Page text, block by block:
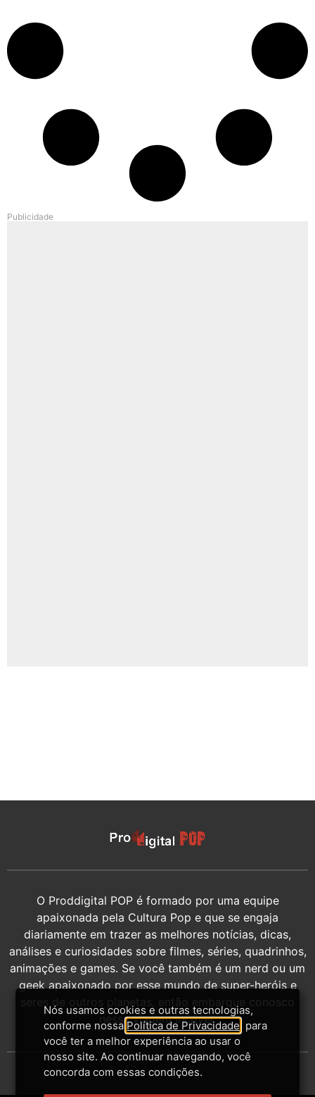
Publicidade
O Proddigital POP é formado por uma equipe
apaixonada pela Cultura Pop e que se engaja
diariamente em trazer as melhores notícias, dicas,
análises e curiosidades sobre filmes, séries, quadrinhos,
animações e games. Se você também é um nerd ou um
geek apaixonado por esse mundo de super-heróis e
seres de outros planetas, então embarque conosco
nessa viagem incrível.
Nós usamos cookies e outras tecnologias,
conforme nossa Política de Privacidade , para
você ter a melhor experiência ao usar o
nosso site. Ao continuar navegando, você
concorda com essas condições.